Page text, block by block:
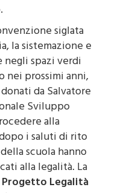
siglata
la sistemazione e
negli spazi verdi
prossimi anni,
da Salvatore
Sviluppo
alla
i saluti di rito
scuola hanno
alla legalità. La
Progetto Legalità